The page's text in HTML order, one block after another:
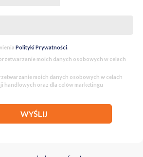
Polityki Prywatności.
moich danych osobowych w celach
moich danych osobowych w celach
handlowych oraz dla celów marketingu
WYŚLIJ